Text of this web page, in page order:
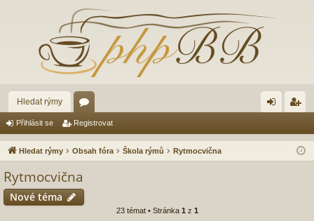
Hledat rýmy
ór
a lá ist
Přihlásit se Registrovat
Hledat rýmy Obsah fóra Škola rýmů Rytmocvična
Rytmocvična
Nové téma
23 témat • Stránka 1 z 1